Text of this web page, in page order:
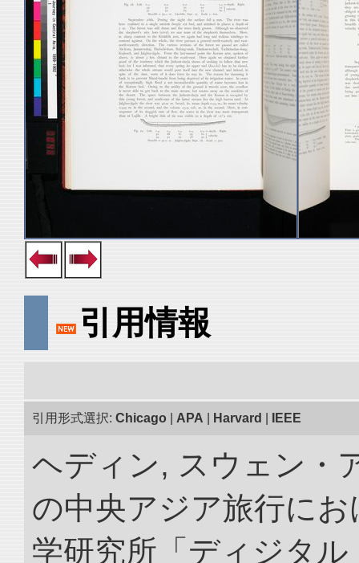
引用情報
引用形式選択: Chicago APA Harvard IEEE
ヘディン, スウェン・
の中央アジア旅行にお
学研究所「ディジタ